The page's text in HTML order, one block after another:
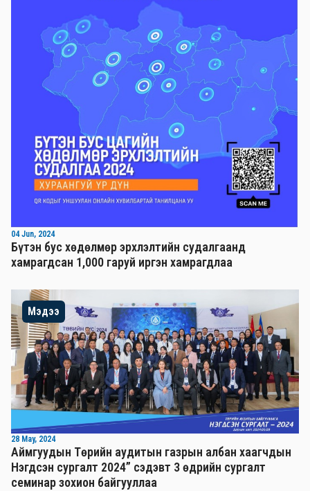
04 Jun, 2024
Бүтэн бус хөдөлмөр эрхлэлтийн судалгаанд
хамрагдсан 1,000 гаруй иргэн хамрагдлаа
Мэдээ
28 May, 2024
Аймгуудын Төрийн аудитын газрын албан хаагчдын
Нэгдсэн сургалт 2024” сэдэвт 3 өдрийн сургалт
семинар зохион байгууллаа